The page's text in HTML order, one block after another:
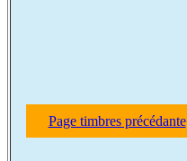
Page timbres précédante